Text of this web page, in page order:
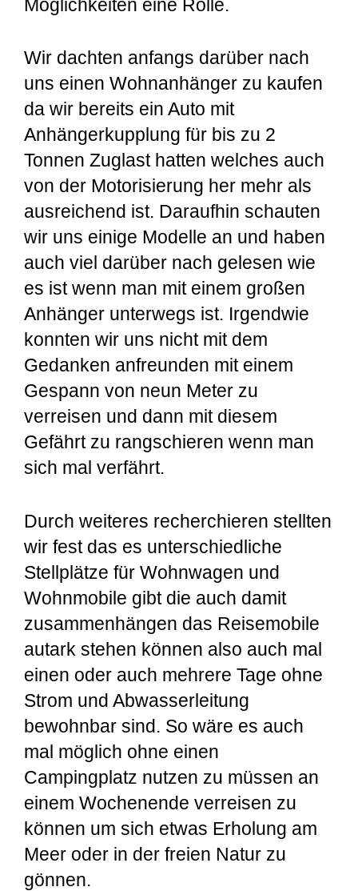
Möglichkeiten eine Rolle.
Wir dachten anfangs darüber nach
uns einen Wohnanhänger zu kaufen
da wir bereits ein Auto mit
Anhängerkupplung für bis zu 2
Tonnen Zuglast hatten welches auch
von der Motorisierung her mehr als
ausreichend ist. Daraufhin schauten
wir uns einige Modelle an und haben
auch viel darüber nach gelesen wie
es ist wenn man mit einem großen
Anhänger unterwegs ist. Irgendwie
konnten wir uns nicht mit dem
Gedanken anfreunden mit einem
Gespann von neun Meter zu
verreisen und dann mit diesem
Gefährt zu rangschieren wenn man
sich mal verfährt.
Durch weiteres recherchieren stellten
wir fest das es unterschiedliche
Stellplätze für Wohnwagen und
Wohnmobile gibt die auch damit
zusammenhängen das Reisemobile
autark stehen können also auch mal
einen oder auch mehrere Tage ohne
Strom und Abwasserleitung
bewohnbar sind. So wäre es auch
mal möglich ohne einen
Campingplatz nutzen zu müssen an
einem Wochenende verreisen zu
können um sich etwas Erholung am
Meer oder in der freien Natur zu
gönnen.